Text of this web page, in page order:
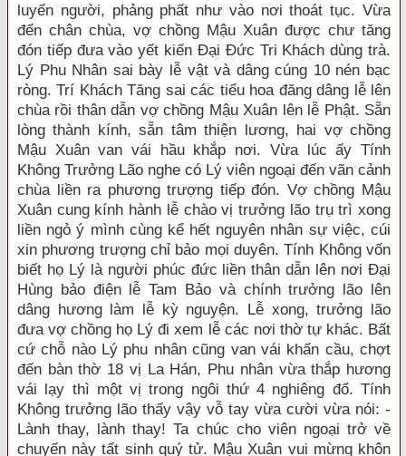
luyến người, phảng phất như vào nơi thoát tục. Vừa
đến chân chùa, vợ chồng Mậu Xuân được chư tăng
đón tiếp đưa vào yết kiến Đại Đức Tri Khách dùng trà.
Lý Phu Nhân sai bày lễ vật và dâng cúng 10 nén bạc
ròng. Trí Khách Tăng sai các tiểu hoa đăng dâng lễ lên
chùa rồi thân dẫn vợ chồng Mậu Xuân lên lễ Phật. Sẵn
lòng thành kính, sẵn tâm thiện lương, hai vợ chồng
Mậu Xuân van vái hầu khắp nơi. Vừa lúc ấy Tính
Không Trưởng Lão nghe có Lý viên ngoại đến vãn cảnh
chùa liền ra phương trượng tiếp đón. Vợ chồng Mậu
Xuân cung kính hành lễ chào vị trưởng lão trụ trì xong
liền ngỏ ý mình cùng kể hết nguyên nhân sự việc, cúi
xin phương trượng chỉ bảo mọi duyên. Tính Không vốn
biết họ Lý là người phúc đức liền thân dẫn lên nơi Đại
Hùng bảo điện lễ Tam Bảo và chính trưởng lão lên
dâng hương làm lễ kỳ nguyện. Lễ xong, trưởng lão
đưa vợ chồng họ Lý đi xem lễ các nơi thờ tự khác. Bất
cứ chỗ nào Lý phu nhân cũng van vái khấn cầu, chợt
đến bàn thờ 18 vị La Hán, Phu nhân vừa thắp hương
vái lạy thì một vị trong ngôi thứ 4 nghiêng đổ. Tính
Không trưởng lão thấy vậy vỗ tay vừa cười vừa nói: -
Lành thay, lành thay! Ta chúc cho viên ngoại trở về
chuyến này tất sinh quý tử. Mậu Xuân vui mừng khôn